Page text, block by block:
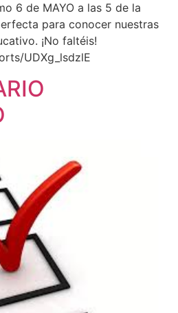
6 de MAYO a las 5 de la
para conocer nuestras
¡No faltéis!
UDXg_lsdzlE